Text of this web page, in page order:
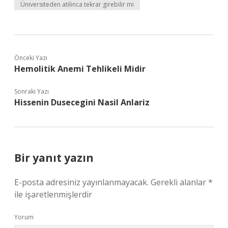
Üniversiteden atilinca tekrar girebilir mi
Önceki Yazı
Hemolitik Anemi Tehlikeli Midir
Sonraki Yazı
Hissenin Dusecegini Nasil Anlariz
Bir yanıt yazın
E-posta adresiniz yayınlanmayacak. Gerekli alanlar*
ile işaretlenmişlerdir
Yorum